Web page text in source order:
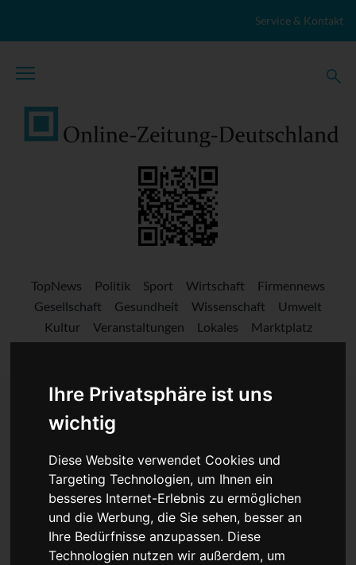
Ihre Privatsphäre ist uns
wichtig
Diese Website verwendet Cookies und
Targeting Technologien, um Ihnen ein
besseres Internet-Erlebnis zu ermöglichen
und die Werbung, die Sie sehen, besser an
Ihre Bedürfnisse anzupassen. Diese
Technologien nutzen wir außerdem, um
Service & Kontakt
TopNews Politik Sport Wirtschaft
Firmennews
Gesellschaft
Gesundheit Wissenschaft
Umwelt
Kultur
Veranstaltungen Lokales
Marktplatz
Stellenangebote
Warnung für
Deutschland: Ecuador
marschiert ungeschlagen
zur WM